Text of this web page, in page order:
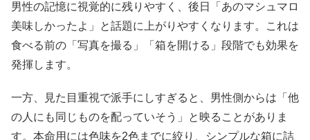
男性の記憶に視覚的に残りやすく、後日「あのマシュマロ
美味しかったよ」と話題に上がりやすくなります。これは
食べる前の「写真を撮る」「箱を開ける」段階でも効果を
発揮します。
一方、見た目重視で派手にしすぎると、男性側からは「他
の人にも同じものを配っていそう」と映ることがありま
す。本命用には色味を2色までに絞り、シンプルな箱に詰